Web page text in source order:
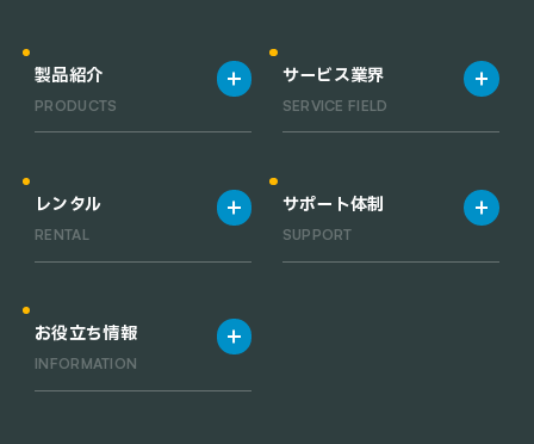
製品紹介
PRODUCTS
清掃ロボット一覧
業務用小型清掃ロボット一覧
RACLEBO slim pro
RACLEBO
RACLEBO win
サービス業界
SERVICE FIELD
飲食店
工場・倉庫
オフィス
レンタル
RENTAL
サポート体制
SUPPORT
お役立ち情報
INFORMATION